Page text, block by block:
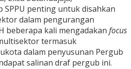
SPPU penting untuk disahkan
dalam pengurangan
beberapa kali mengadakan focus
termasuk
dalam penyusunan Pergub
salinan draf pergub ini.